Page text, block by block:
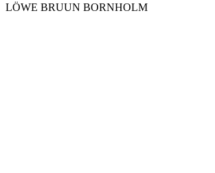
LÖWE BRUUN BORNHOLM